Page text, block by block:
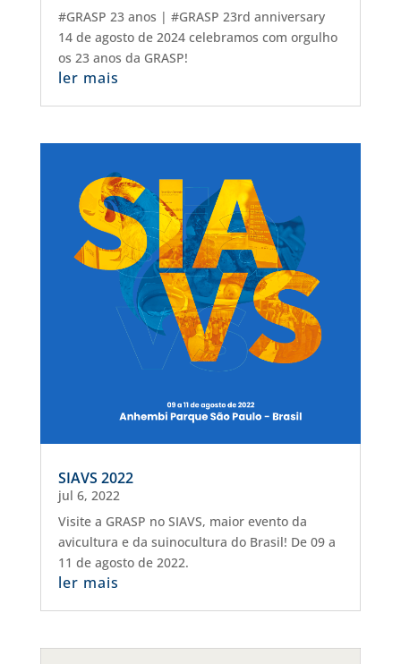
#GRASP 23 anos | #GRASP 23rd anniversary
14 de agosto de 2024 celebramos com orgulho
os 23 anos da GRASP!
ler mais
SIAVS 2022
jul 6, 2022
Visite a GRASP no SIAVS, maior evento da
avicultura e da suinocultura do Brasil! De 09 a
11 de agosto de 2022.
ler mais